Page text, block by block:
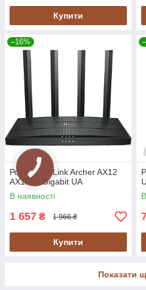
Купити
–16%
Роутер TP-Link Archer AX12
AX1500 Gigabit UA
В наявності
1 657 ₴ 1 966 ₴
Купити
Показати